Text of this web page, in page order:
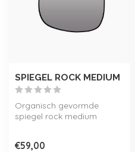
SPIEGEL ROCK MEDIUM
Organisch gevormde
spiegel rock medium
Verkrijgb...
€59,00